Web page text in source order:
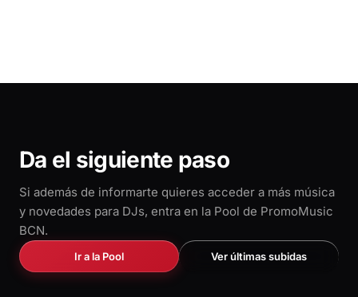
Da el siguiente paso
Si además de informarte quieres acceder a más música
y novedades para DJs, entra en la Pool de PromoMusic
BCN.
Ir a la Pool Ver últimas subidas